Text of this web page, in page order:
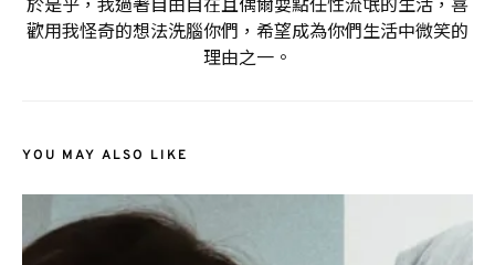
歡用我怪奇的想法洗腦你們，希望成為你們生活中微笑的
理由之一。
YOU MAY ALSO LIKE